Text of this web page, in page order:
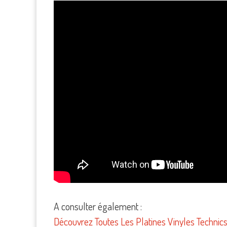
A consulter également :
Découvrez Toutes Les Platines Vinyles